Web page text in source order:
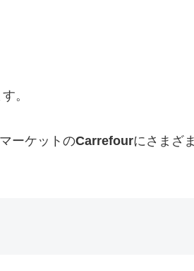
。
ーケットのCarrefourにさまざ